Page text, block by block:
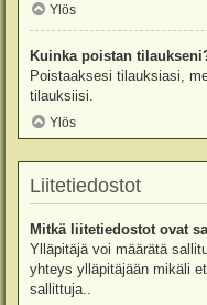
Ylös
Kuinka poistan
Poistaaksesi tilauksiasi,
tilauksiisi.
Ylös
Liitetiedostot
Mitkä liitetiedostot ovat
Ylläpitäjä voi määrätä
yhteys ylläpitäjään mikäli
sallittuja..